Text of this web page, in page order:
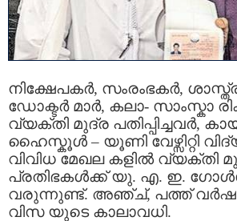
നിക്ഷേപകർ, സംരംഭകർ,
ഡോക്ടർ മാർ, കലാ- സാംസ്കാ
വ്യക്തി മുദ്ര പതിപ്പിച്ചവര്‍,
ഹൈസ്കൂൾ – യൂണി വേഴ്സിറ്റി
വിവിധ മേഖല കളിൽ വ്യക്തി
പ്രതിഭകള്‍ക്ക് യു. എ. ഇ.
വരുന്നുണ്ട്. അഞ്ച്, പത്ത്
വിസ യുടെ കാലാവധി.